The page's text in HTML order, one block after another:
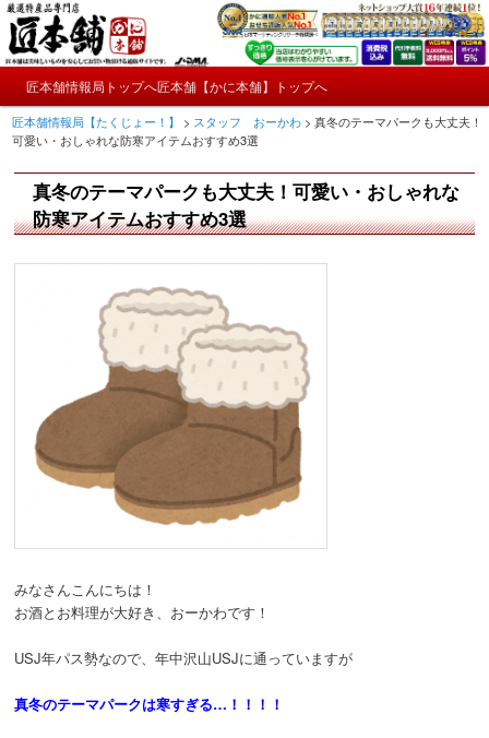
メ
イ
ン
ン
テ
ン
匠本舗情報局【たくじょー！】
かにやおせちについてのおもしろ情報や興味深い記事をお届けします。
ン
メ
メ
イ
ン
コ
へ
移
匠本舗情報局トップへ匠本舗【かに本舗】トップへ
匠本舗情報局【たくじょー！】 > スタッフ おーかわ >真冬のテーマパークも大丈夫！
可愛い・おしゃれな防寒アイテムおすすめ3選
真冬のテーマパークも大丈夫！可愛い・おしゃれな
防寒アイテムおすすめ3選
みなさんこんにちは！
お酒とお料理が大好き、おーかわです！
USJ年パス勢なので、年中沢山USJに通っていますが
真冬のテーマパークは寒すぎる…！！！！